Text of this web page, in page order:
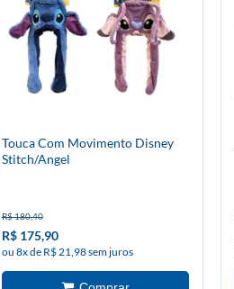
Touca Com Movimento Disney
Stitch/Angel
R$ 180,40
R$ 175,90
ou 8x de R$ 21,98 sem juros